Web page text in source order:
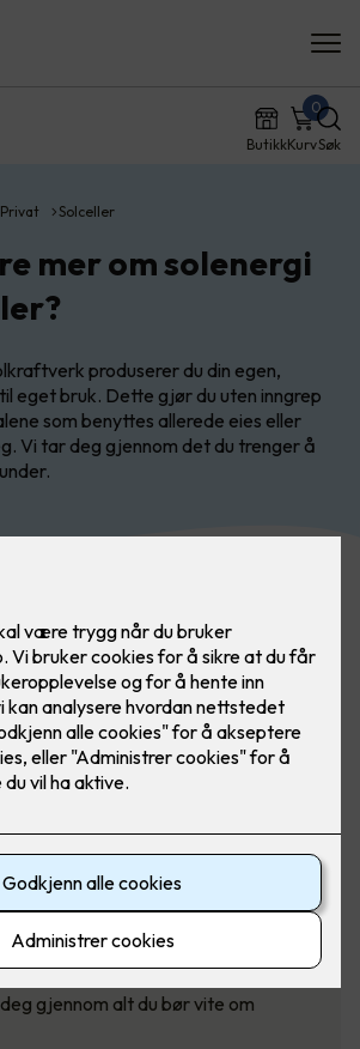
ButikkKurv
0
Søk
Privat Solceller
mer om solenergi
produserer du din egen,
eget bruk. Dette gjør du uten inngrep
som benyttes allerede eies eller
Vi tar deg gjennom det du trenger å
for solceller til bolig, fritidsbolig og
fra Enova
du kan få støtte når du velger
løsninger?
med solceller?
gjennom alt du bør vite om